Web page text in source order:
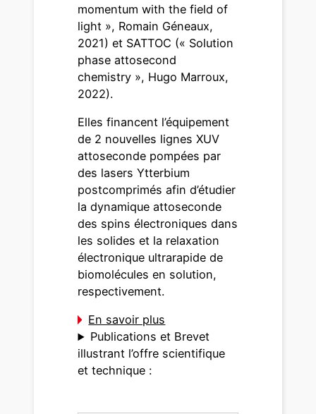
momentum with the field of
light », Romain Géneaux,
2021) et SATTOC (« Solution
phase attosecond
chemistry », Hugo Marroux,
2022).
Elles financent l’équipement
de 2 nouvelles lignes XUV
attoseconde pompées par
des lasers Ytterbium
postcomprimés afin d’étudier
la dynamique attoseconde
des spins électroniques dans
les solides et la relaxation
électronique ultrarapide de
biomolécules en solution,
respectivement.
En savoir plus
Publications et Brevet
illustrant l’offre scientifique
et technique :